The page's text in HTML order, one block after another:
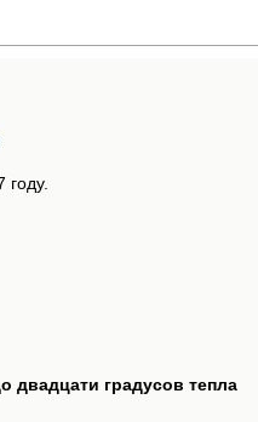
двадцати градусов тепла